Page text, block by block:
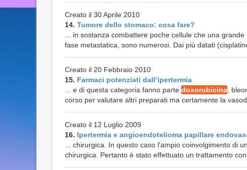
Creato il 30 Aprile 2010
14. Tumore dello stomaco: cosa fare?
... in sostanza combattere poche cellule che una
fase metastatica, sono numerosi. Dai più datati
Creato il 20 Febbraio 2010
15. Farmaci potenziati dall’ipertermia
... e di questa categoria fanno parte doxorubicina ,
corso per valutare altri preparati ma certamente la
Creato il 12 Luglio 2009
16. Ipertermia e angioendotelioma papillare
... chirurgica. In questo caso l'ampio coinvolgimento di
chirurgica. Pertanto è stato effettuato un trattamento con